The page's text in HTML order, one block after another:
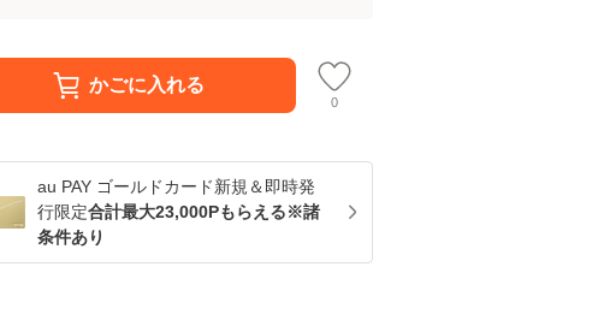
かごに入れる
0
au PAY ゴールドカード新規＆即時発
行限定合計最大23,000Pもらえる※諸
条件あり